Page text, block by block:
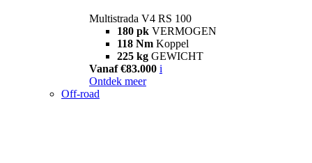
Multistrada V4 RS 100
180 pk VERMOGEN
118 Nm Koppel
225 kg GEWICHT
Vanaf €83.000 i
Ontdek meer
Off-road